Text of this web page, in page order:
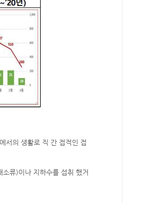
서의 생활로 직 간 접적인 접
류)이나 지하수를 섭취 했거